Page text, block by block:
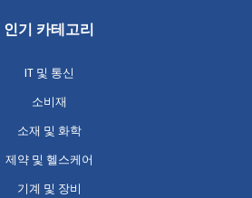
인기 카테고리
IT 및 통신
소비재
소재 및 화학
제약 및 헬스케어
기계 및 장비